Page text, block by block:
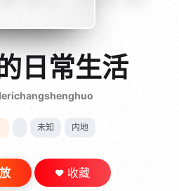
日常生活
未知 内地
收藏